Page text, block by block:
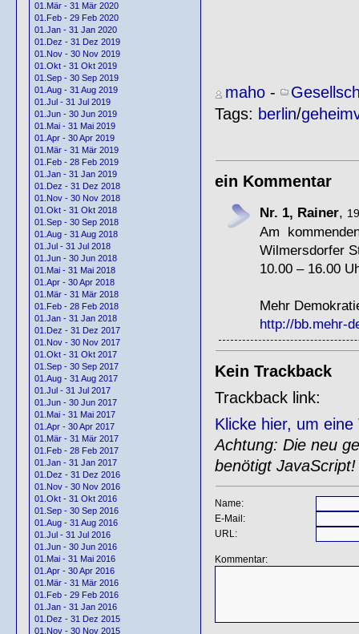
01.Mär - 31 Mär 2020
01.Feb - 29 Feb 2020
01.Jan - 31 Jan 2020
01.Dez - 31 Dez 2019
01.Nov - 30 Nov 2019
01.Okt - 31 Okt 2019
01.Sep - 30 Sep 2019
01.Aug - 31 Aug 2019
01.Jul - 31 Jul 2019
01.Jun - 30 Jun 2019
01.Mai - 31 Mai 2019
01.Apr - 30 Apr 2019
01.Mär - 31 Mär 2019
01.Feb - 28 Feb 2019
01.Jan - 31 Jan 2019
01.Dez - 31 Dez 2018
01.Nov - 30 Nov 2018
01.Okt - 31 Okt 2018
01.Sep - 30 Sep 2018
01.Aug - 31 Aug 2018
01.Jul - 31 Jul 2018
01.Jun - 30 Jun 2018
01.Mai - 31 Mai 2018
01.Apr - 30 Apr 2018
01.Mär - 31 Mär 2018
01.Feb - 28 Feb 2018
01.Jan - 31 Jan 2018
01.Dez - 31 Dez 2017
01.Nov - 30 Nov 2017
01.Okt - 31 Okt 2017
01.Sep - 30 Sep 2017
01.Aug - 31 Aug 2017
01.Jul - 31 Jul 2017
01.Jun - 30 Jun 2017
01.Mai - 31 Mai 2017
01.Apr - 30 Apr 2017
01.Mär - 31 Mär 2017
01.Feb - 28 Feb 2017
01.Jan - 31 Jan 2017
01.Dez - 31 Dez 2016
01.Nov - 30 Nov 2016
01.Okt - 31 Okt 2016
01.Sep - 30 Sep 2016
01.Aug - 31 Aug 2016
01.Jul - 31 Jul 2016
01.Jun - 30 Jun 2016
01.Mai - 31 Mai 2016
01.Apr - 30 Apr 2016
01.Mär - 31 Mär 2016
01.Feb - 29 Feb 2016
01.Jan - 31 Jan 2016
01.Dez - 31 Dez 2015
01.Nov - 30 Nov 2015
maho-
Tags: berlin/
ein Kommentar
Nr. 1, Rainer,
Am
Wilmersdorfer
10.00 – 16.00
Mehr
http://bb.mehr-
Kein Trackback
Trackback link:
Klicke hier, um
Achtung: Die neu
benötigt JavaScript!
Name:
E-Mail:
URL:
Kommentar: